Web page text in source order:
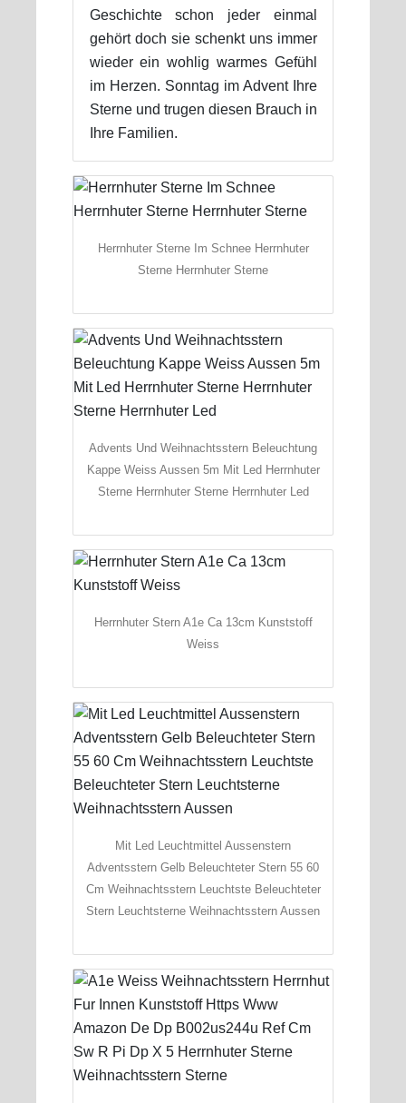
Geschichte schon jeder einmal
gehört doch sie schenkt uns immer
wieder ein wohlig warmes Gefühl
im Herzen. Sonntag im Advent Ihre
Sterne und trugen diesen Brauch in
Ihre Familien.
Herrnhuter Sterne Im Schnee Herrnhuter
Sterne Herrnhuter Sterne
Advents Und Weihnachtsstern Beleuchtung
Kappe Weiss Aussen 5m Mit Led Herrnhuter
Sterne Herrnhuter Sterne Herrnhuter Led
Herrnhuter Stern A1e Ca 13cm Kunststoff
Weiss
Mit Led Leuchtmittel Aussenstern
Adventsstern Gelb Beleuchteter Stern 55 60
Cm Weihnachtsstern Leuchtste Beleuchteter
Stern Leuchtsterne Weihnachtsstern Aussen